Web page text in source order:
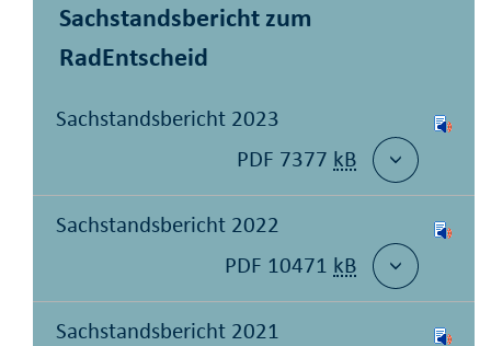
Sachstandsbericht zum
RadEntscheid
Sachstandsbericht 2023
PDF 7377 kB
Sachstandsbericht 2022
PDF 10471 kB
Sachstandsbericht 2021